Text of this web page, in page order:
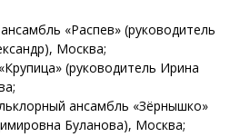
«Распев» (руководитель
Москва;
(руководитель Ирина
ансамбль «Зёрнышко»
Буланова), Москва;